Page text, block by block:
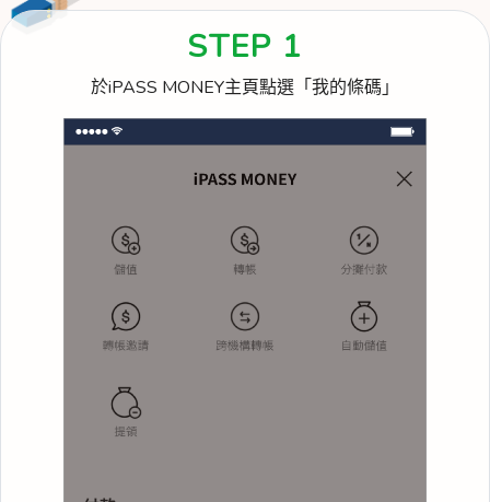
STEP 1
於iPASS MONEY主頁點選「我的條碼」